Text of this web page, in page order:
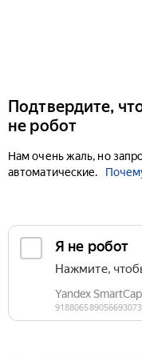
Подтвердите,
не робот
Нам очень жаль, но
автоматические.